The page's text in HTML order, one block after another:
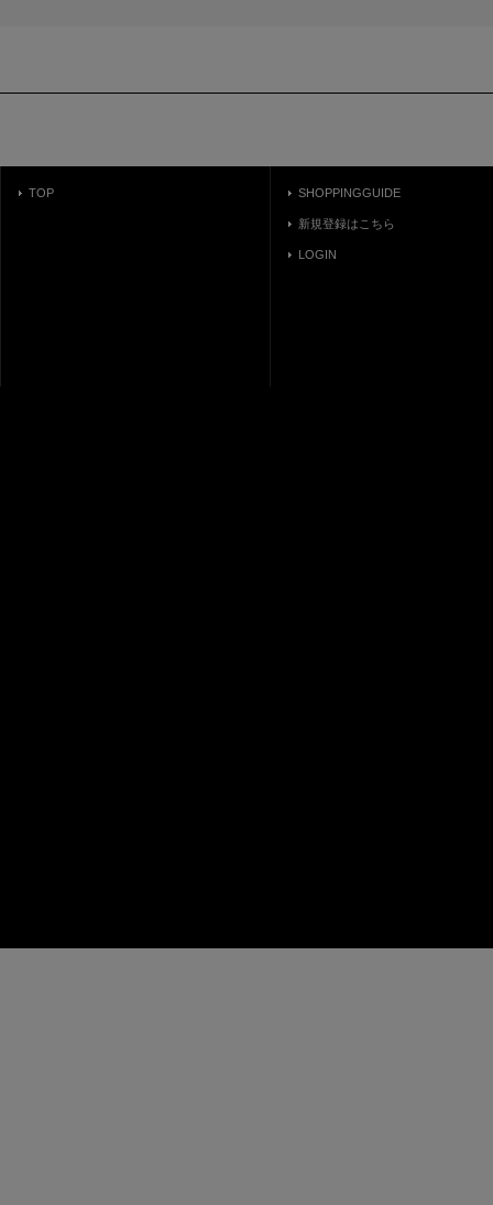
TOP SHOPPINGGUIDE
新規登録はこちら
LOGIN